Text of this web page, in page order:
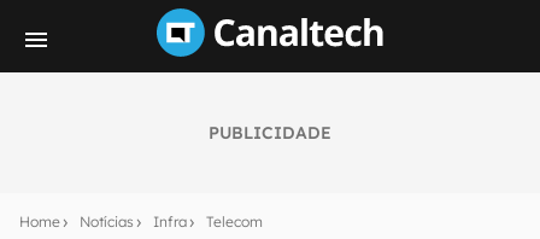
PUBLICIDADE
Home Notícias Infra Telecom
notícias e reviews sobre tecnologia em primeira